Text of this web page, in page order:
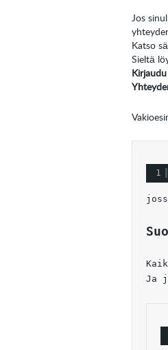
Jos
Katso
Sieltä
1
Ja